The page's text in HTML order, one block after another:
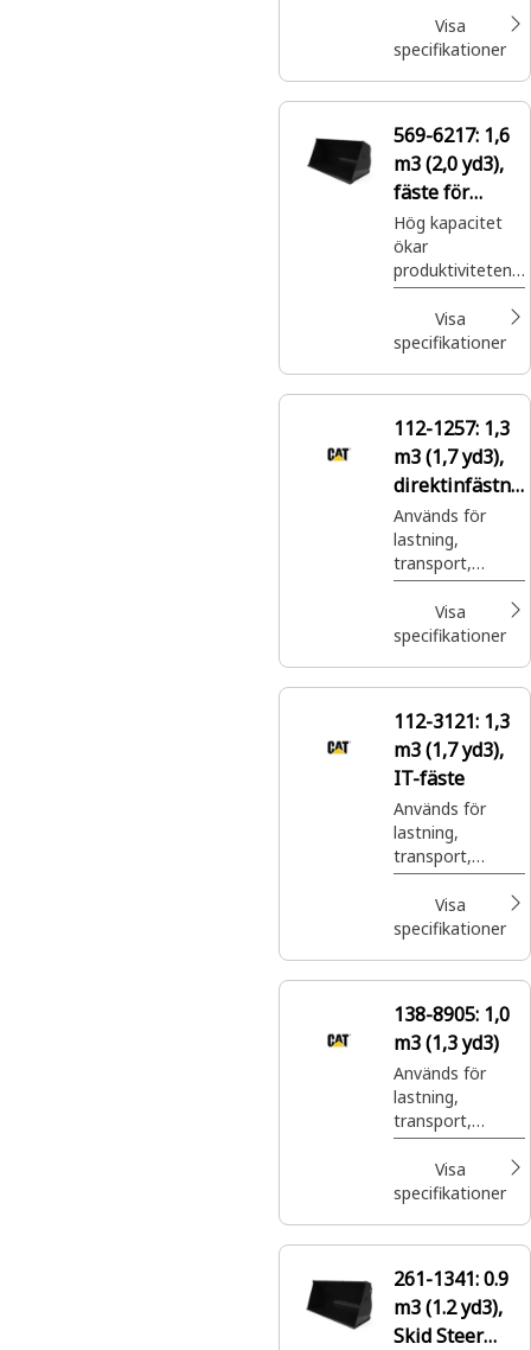
skärstål
hyvling och
tömning av en
material i
tillämpningar.
Visa
specifikationer
569-6217: 1,6
m3 (2,0 yd3),
fäste för
slirstyrda
lastare,
bultmonterat
skärstål
Hög kapacitet
ökar
produktiviteten
vid hantering av
lätta material.
Visa
specifikationer
112-1257: 1,3
m3 (1,7 yd3),
direktinfästni
ng
Används för
lastning,
transport,
nivellering,
hyvling och
tömning av en
material i
tillämpningar.
Visa
specifikationer
112-3121: 1,3
m3 (1,7 yd3),
IT-fäste
Används för
lastning,
transport,
nivellering,
hyvling och
tömning av en
material i
tillämpningar.
Visa
specifikationer
138-8905: 1,0
m3 (1,3 yd3)
Används för
lastning,
transport,
nivellering,
hyvling och
tömning av en
material i
tillämpningar.
Visa
specifikationer
261-1341:0.9
m3 (1.2 yd3),
Skid Steer